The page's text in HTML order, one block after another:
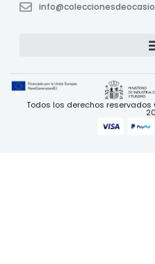
Todos los derechos